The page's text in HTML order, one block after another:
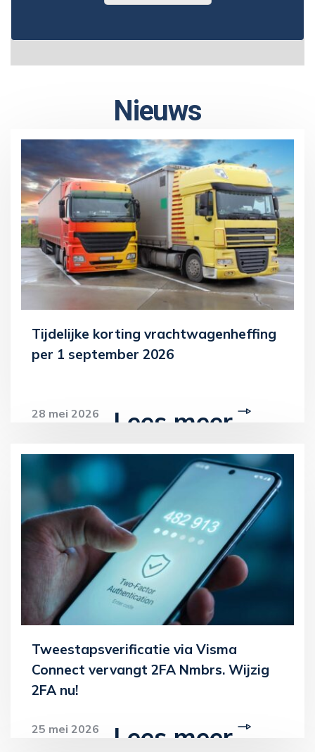
Nieuws
Tijdelijke korting vrachtwagenheffing
per 1 september 2026
28 mei 2026 Lees meer
Tweestapsverificatie via Visma
Connect vervangt 2FA Nmbrs. Wijzig
2FA nu!
25 mei 2026 Lees meer